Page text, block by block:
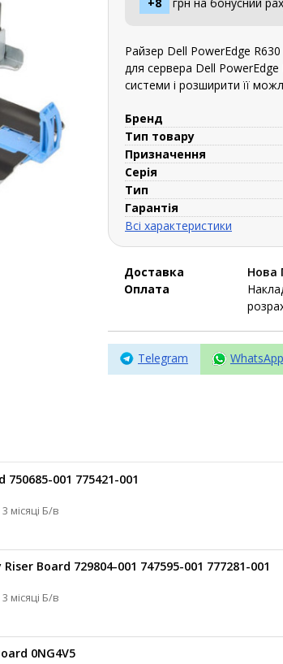
Райзер Dell PowerEdge
для сервера Dell PowerEdge
системи і розширити її
Бренд
Тип товару
Призначення
Серія
Тип
Гарантія
Всі характеристики
Доставка Нова
Оплата
Telegram WhatsApp
750685-001 775421-001
HP Райзер для сервера ProLiant Gen9 Райзер PCIe 3 місяці Б/в
Board 729804-001 747595-001 777281-001
HP Райзер для сервера ProLiant Gen9 Райзер PCIe 3 місяці Б/в
0NG4V5